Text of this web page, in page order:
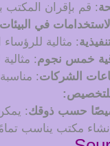
: قم بإقران المكتب
في
: مثالية
خمس نجوم:
الشركات:
للتخصيص:
حسب ذوقك:
مكتب يناسب